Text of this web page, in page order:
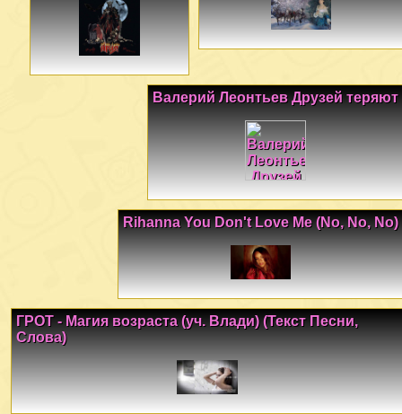
Валерий Леонтьев Друзей теряют
Rihanna You Don't Love Me (No, No, No)
ГРОТ - Магия возраста (уч. Влади) (Текст Песни,
Слова)